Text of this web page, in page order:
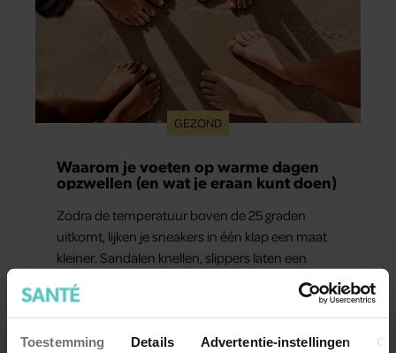
Toestemming Details Advertentie-instellingen
GEZOND
Waarom je voeten op warme dagen
opzwellen (en wat je eraan kunt doen)
Zodra de temperatuur boven de 25 graden
uitkomt, lijken je sneakers in één klap een maat
kleiner. Sandalen knellen, slippers laten een
voelen je voeten zwaar aan.